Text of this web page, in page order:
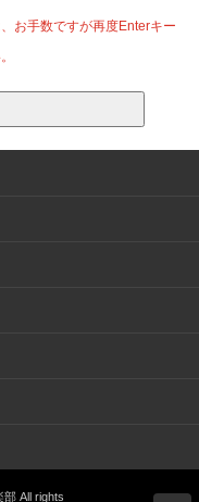
お手数ですが再度Enterキー
部 All rights